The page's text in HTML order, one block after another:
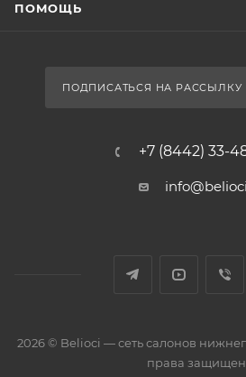
ПОМОЩЬ
ПОДПИСАТЬСЯ НА РАССЫЛКУ
+7 (8442) 33-
2026 © Belioci — сеть салонов
права